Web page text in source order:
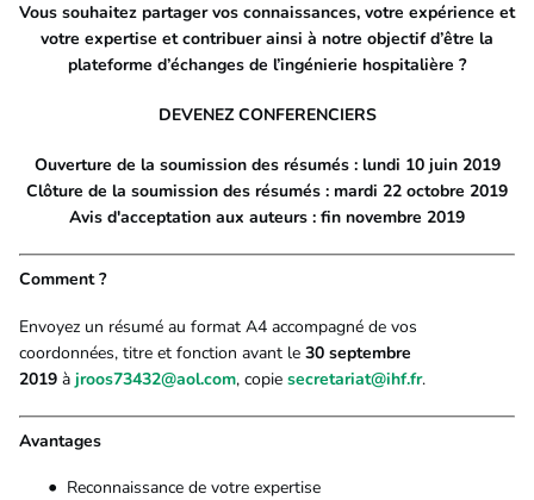
Vous souhaitez partager vos connaissances, votre expérience et
votre expertise et contribuer ainsi à notre objectif d’être la
plateforme d’échanges de l’ingénierie hospitalière ?
DEVENEZ CONFERENCIERS
Ouverture de la soumission des résumés : lundi 10 juin 2019
Clôture de la soumission des résumés : mardi 22 octobre 2019
Avis d'acceptation aux auteurs : fin novembre 2019
Comment ?
Envoyez un résumé au format A4 accompagné de vos
coordonnées, titre et fonction avant le 30 septembre
2019 à jroos73432@aol.com, copie secretariat@ihf.fr.
Avantages
Reconnaissance de votre expertise